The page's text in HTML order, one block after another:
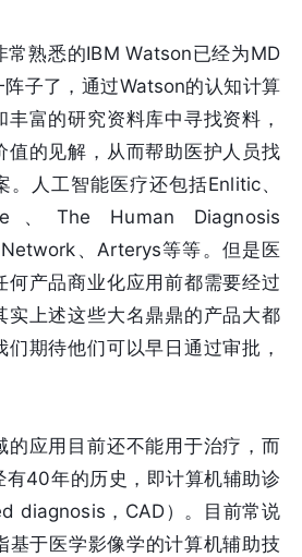
常熟悉的IBM Watson已经为MD
子了，通过Watson的认知计算
富的研究资料库中寻找资料，
值的见解，从而帮助医护人员找
。人工智能医疗还包括Enlitic、
、The Human Diagnosis
、Arterys等等。但是医
何产品商业化应用前都需要经过
实上述这些大名鼎鼎的产品大都
期待他们可以早日通过审批，
的应用目前还不能用于治疗，而
有40年的历史，即计算机辅助诊
diagnosis，CAD）。目前常说
基于医学影像学的计算机辅助技